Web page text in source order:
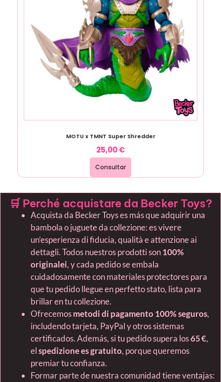
MOTU x TMNT Super Shredder
25,00€
Consultar
🛒 Perché acquistare da Becker Toys?
Acquista da Becker Toys es más que adquirir una
bambola o juguete da collezione: es vivere
un’esperienza di fiducia, qualità e attenzione ai
dettagli. Todos nuestros prodotti son100%
originalei, y cada pedido se embala
cuidadosamente con materiales protectores para
que tu pedido llegue en perfetto stato, lista para
brillar en tu collezione.
Ofrecemosmetodi di pagamento 100% seguros,
includendo tarjeta, PayPal y otros sistemas
certificados. Además, si tu pedido supera los65 €,
elspedizione es gratuito, porque queremos
premiar tu confianza.
Formar parte de nuestra comunidad tiene ventajas: